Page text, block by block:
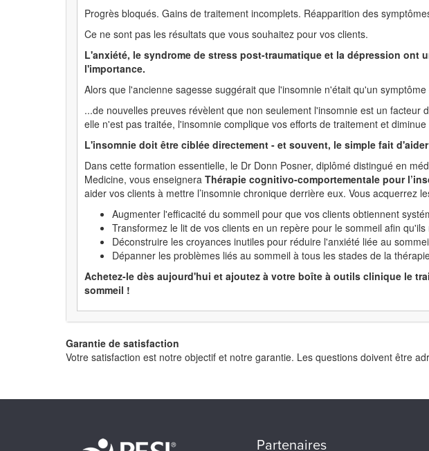
Progrès bloqués. Gains de traitement incomplets. Réapparition des
Ce ne sont pas les résultats que vous souhaitez pour vos clients.
L'anxiété, le syndrome de stress post-traumatique et la dépression ont
l'importance.
Alors que l'ancienne sagesse suggérait que l'insomnie n'était qu'un
...de nouvelles preuves révèlent que non seulement l'insomnie est un
elle n'est pas traitée, l'insomnie complique vos efforts de traitement et
L'insomnie doit être ciblée directement - et souvent, le simple fait
Dans cette formation essentielle, le Dr Donn Posner, diplômé distingué en
Medicine, vous enseignera Thérapie cognitivo-comportementale pour
aider vos clients à mettre l’insomnie chronique derrière eux. Vous acquerrez
Augmenter l'efficacité du sommeil pour que vos clients obtiennent
Transformez le lit de vos clients en un repère pour le sommeil afin
Déconstruire les croyances inutiles pour réduire l'anxiété liée au
Dépanner les problèmes liés au sommeil à tous les stades de la
Achetez-le dès aujourd'hui et ajoutez à votre boîte à outils clinique le
sommeil !
Garantie de satisfaction
Votre satisfaction est notre objectif et notre garantie. Les questions doivent être
Partenaires